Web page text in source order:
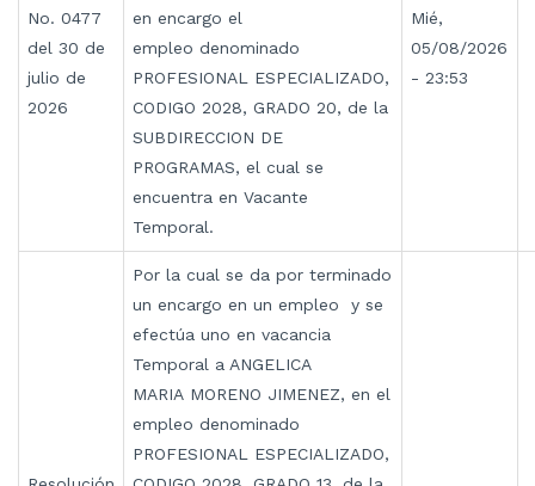
No. 0477
del 30 de
julio de
2026
en encargo el
empleo denominado
PROFESIONAL ESPECIALIZADO,
CODIGO 2028, GRADO 20, de la
SUBDIRECCION DE
PROGRAMAS, el cual se
encuentra en Vacante
Temporal.
Mié,
05/08/2026
- 23:53
Por la cual se da por terminado
un encargo en un empleo y se
efectúa uno en vacancia
Temporal a ANGELICA
MARIA MORENO JIMENEZ, en el
empleo denominado
PROFESIONAL ESPECIALIZADO,